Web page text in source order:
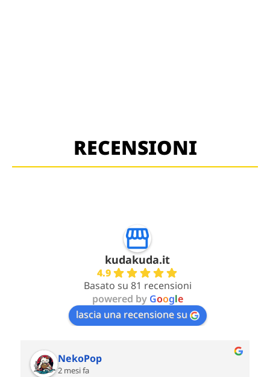
RECENSIONI
kudakuda.it
4.9
Basato su 81 recensioni
powered by Google
lascia una recensione su
Giovanni
2 mesi fa